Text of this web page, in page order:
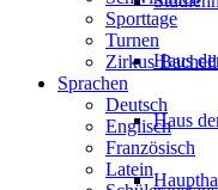
Haus
Haus
Sporttage
Turnen
Zirkus
Sprachen
Deutsch
Englisch
Französisch
Latein